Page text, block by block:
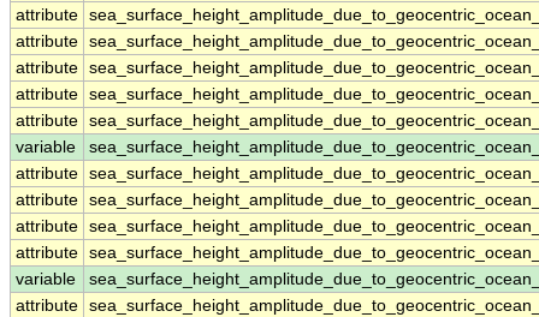
attribute
attribute
attribute
attribute
attribute
variable
attribute
attribute
attribute
attribute
variable
attribute